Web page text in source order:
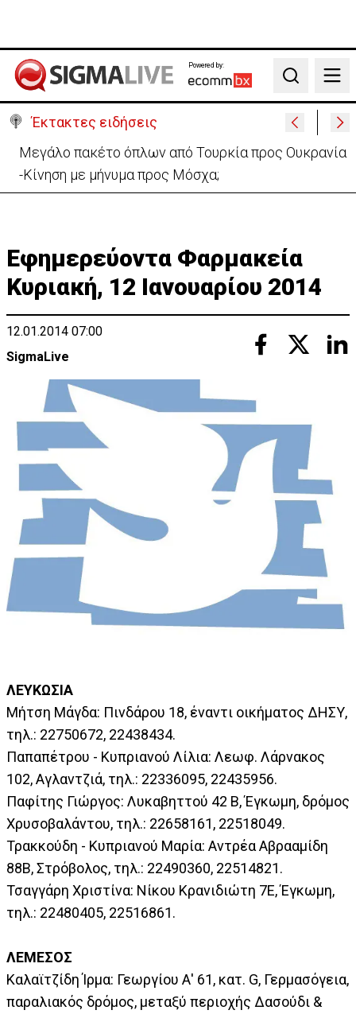
Powered by:
Search
Έκτακτες ειδήσεις
«Όχι» Νετανιάχου σε σχέδιο Τραμπ-«Καμία
αποχώρηση μέχρι να αφοπλιστεί η Χαμάς»
Εφημερεύοντα Φαρμακεία
Κυριακή, 12 Ιανουαρίου 2014
12.01.2014 07:00
SigmaLive
ΛΕΥΚΩΣΙΑ
Μήτση Μάγδα: Πινδάρου 18, έναντι οικήματος ΔΗΣΥ,
τηλ.: 22750672, 22438434.
Παπαπέτρου - Κυπριανού Λίλια: Λεωφ. Λάρνακος
102, Αγλαντζιά, τηλ.: 22336095, 22435956.
Παφίτης Γιώργος: Λυκαβηττού 42 Β, Έγκωμη, δρόμος
Χρυσοβαλάντου, τηλ.: 22658161, 22518049.
Τρακκούδη - Κυπριανού Μαρία: Αντρέα Αβρααμίδη
88Β, Στρόβολος, τηλ.: 22490360, 22514821.
Τσαγγάρη Χριστίνα: Νίκου Κρανιδιώτη 7Ε, Έγκωμη,
τηλ.: 22480405, 22516861.
ΛΕΜΕΣΟΣ
Καλαϊτζίδη Ίρμα: Γεωργίου Α' 61, κατ. G, Γερμασόγεια,
παραλιακός δρόμος, μεταξύ περιοχής Δασούδι &